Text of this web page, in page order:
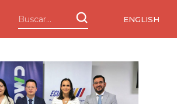
ENGLISH